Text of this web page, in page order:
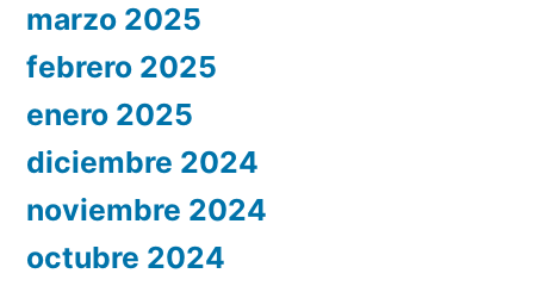
marzo 2025
febrero 2025
enero 2025
diciembre 2024
noviembre 2024
octubre 2024